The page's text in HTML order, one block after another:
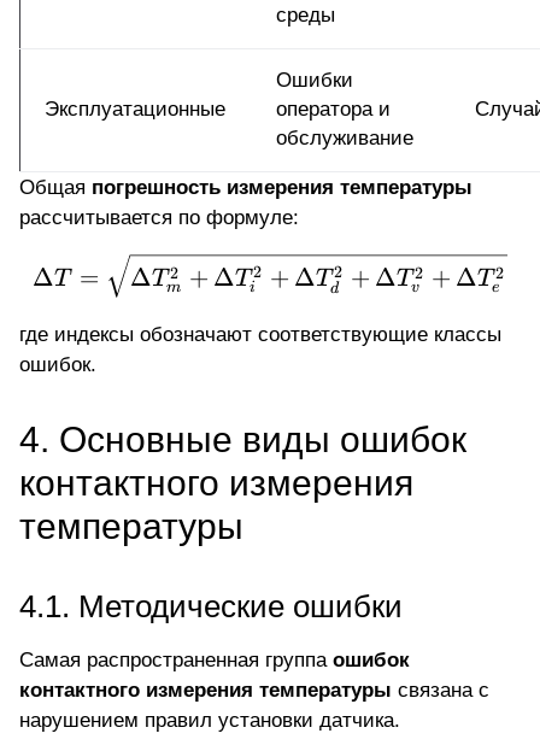
среды
Эксплуатационные
Ошибки
оператора и
обслуживание
Общая погрешность измерения температуры
рассчитывается по формуле:
\Delta T =
ΔT = ΔT m
2 + ΔT i
2 + ΔT d
2 + ΔT v
2 + ΔT e
2
где индексы обозначают соответствующие классы
ошибок.
4. Основные виды ошибок
контактного измерения
температуры
4.1. Методические ошибки
Самая распространенная группа ошибок
контактного измерения температуры связана с
нарушением правил установки датчика.